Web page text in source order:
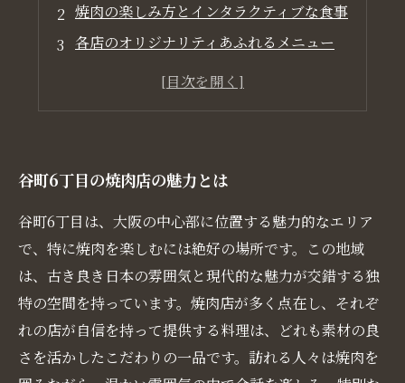
焼肉の楽しみ方とインタラクティブな食事
各店のオリジナリティあふれるメニュー
特別な雰囲気が引き立てる焼肉体験
谷町6丁目の焼肉店の魅力とは
谷町6丁目は、大阪の中心部に位置する魅力的なエリア
で、特に焼肉を楽しむには絶好の場所です。この地域
は、古き良き日本の雰囲気と現代的な魅力が交錯する独
特の空間を持っています。焼肉店が多く点在し、それぞ
れの店が自信を持って提供する料理は、どれも素材の良
さを活かしたこだわりの一品です。訪れる人々は焼肉を